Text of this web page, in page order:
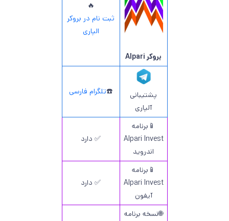
بروکر Alpari
🔥
ثبت نام در بروکر
الپاری
پشتیبانی
آلپاری
☎️تلگرام فارسی
📱برنامه
Alpari Invest
اندروید
✅ دارد
📱برنامه
Alpari Invest
آیفون
✅ دارد
🌐نسخه برنامه